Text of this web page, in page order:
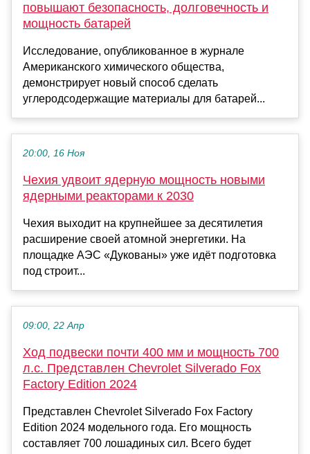
повышают безопасность, долговечность и
мощность батарей
Исследование, опубликованное в журнале
Американского химического общества,
демонстрирует новый способ сделать
углеродсодержащие материалы для батарей...
20:00, 16 Ноя
Чехия удвоит ядерную мощность новыми
ядерными реакторами к 2030
Чехия выходит на крупнейшее за десятилетия
расширение своей атомной энергетики. На
площадке АЭС «Дукованы» уже идёт подготовка
под строит...
09:00, 22 Апр
Ход подвески почти 400 мм и мощность 700
л.с. Представлен Chevrolet Silverado Fox
Factory Edition 2024
Представлен Chevrolet Silverado Fox Factory
Edition 2024 модельного года. Его мощность
составляет 700 лошадиных сил. Всего будет